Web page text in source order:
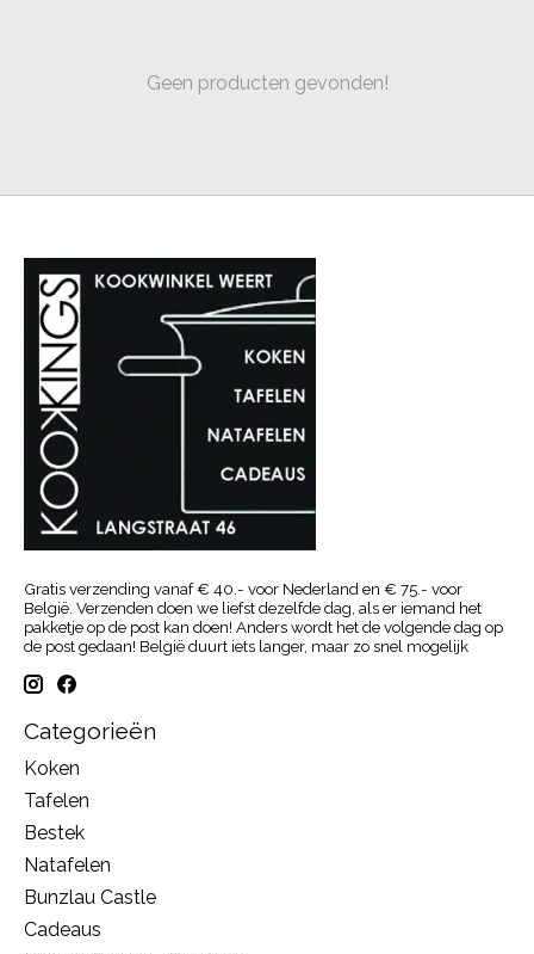
Geen producten gevonden!
Gratis verzending vanaf € 40.- voor Nederland en € 75.- voor
België. Verzenden doen we liefst dezelfde dag, als er iemand het
pakketje op de post kan doen! Anders wordt het de volgende dag op
de post gedaan! België duurt iets langer, maar zo snel mogelijk
Categorieën
Koken
Tafelen
Bestek
Natafelen
Bunzlau Castle
Cadeaus